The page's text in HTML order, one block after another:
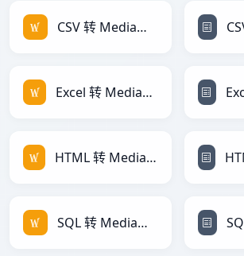
CSV 转 MediaWiki
Excel 转 MediaWiki
HTML 转 MediaWiki
SQL 转 MediaWiki